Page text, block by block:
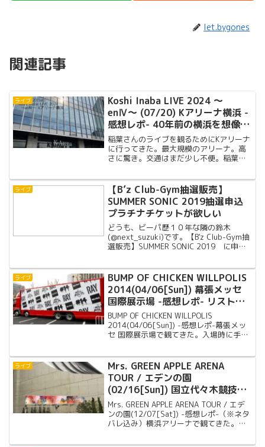
let.bygones
関連記事
ライブ
Koshi Inaba LIVE 2024 〜
enⅣ〜 (07/20) Kアリーナ横浜 -
感想レポ- 40年前の横浜を想像し
た
稲葉さんのライブを観るためにKアリーナ
に行ってきた。最大規模のアリーナ。高
さに驚き。交通はまだ少し不便。稲葉さ
が本当に横浜に住んでいたことを実感し
た。
ライブ
【B’z Club-Gym抽選販売】
SUMMER SONIC 2019抽選申込
プラチナチケットが欲しい
どうも、ビーパ歴１０年な隣の鈴木
(@next_suzuki)です。【B'z Club-Gym抽
選販売】SUMMER SONIC 2019 に申し
込んだ。今までサマソニは...
ライブ
BUMP OF CHICKEN WILLPOLIS
2014(04/06[Sun]) 幕張メッセ
国際展示場 -感想レポ- リストバ
ンドのドッキリ
BUMP OF CHICKEN WILLPOLIS
2014(04/06[Sun]) -感想レポ-幕張メッ
セ 国際展示場で観てきた。入場時に手渡
ライブ
Mrs. GREEN APPLE ARENA
TOUR / エデンの園
(02/16[Sun]) 国立代々木競技場
第一体育館 -感想レポ-
Mrs. GREEN APPLE ARENA TOUR / エデ
ンの園(12/07[Sat]) -感想レポ-（※ネタ
バレ込み）横浜アリーナで観てきた。ツ